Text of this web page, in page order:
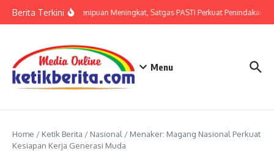
Berita TerkiniAncaman Penipuan Meningkat, Satgas PASTI Perkuat Penindakan
Menu
Home / Ketik Berita / Nasional / Menaker: Magang Nasional Perkuat
Kesiapan Kerja Generasi Muda